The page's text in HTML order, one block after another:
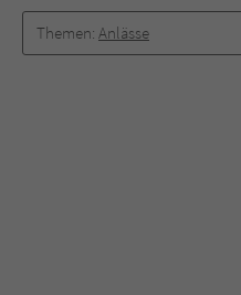
Themen: Anlässe